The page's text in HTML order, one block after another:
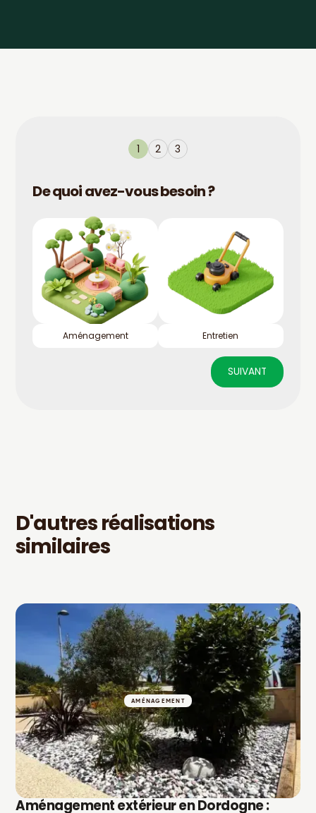
1 2 3
De quoi avez-vous besoin ?
Aménagement Entretien
SUIVANT
D'autres réalisations
similaires
AMÉNAGEMENT
Aménagement extérieur en Dordogne :